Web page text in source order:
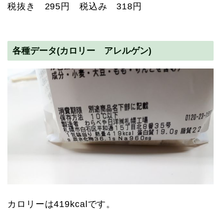
税抜き 295円 税込み 318円
各種データ(カロリー アレルゲン)
カロリーは419kcalです。